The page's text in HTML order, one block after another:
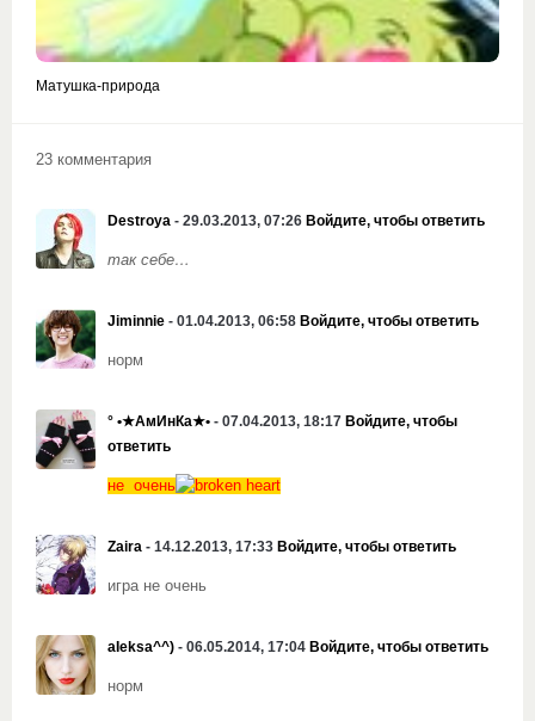
Матушка-природа
23 комментария
Destroya - 29.03.2013, 07:26 Войдите, чтобы ответить
так себе…
Jiminnie - 01.04.2013, 06:58 Войдите, чтобы ответить
норм
° •★АмИнКа★• - 07.04.2013, 18:17 Войдите, чтобы
ответить
не очень
Zaira - 14.12.2013, 17:33 Войдите, чтобы ответить
игра не очень
aIeksa^^) - 06.05.2014, 17:04 Войдите, чтобы ответить
норм